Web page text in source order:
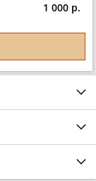
1 000 р.